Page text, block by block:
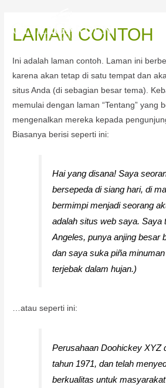
LAMAN CONTOH
Ini adalah laman contoh. Laman ini
karena akan tetap di satu tempat dan
situs Anda (di sebagian besar tema).
memulai dengan laman “Tentang” yang
mengenalkan mereka kepada
Biasanya berisi seperti ini:
Hai yang disana! Saya
bersepeda di siang hari, di
bermimpi menjadi seorang
adalah situs web saya. Saya
Angeles, punya anjing besar
dan saya suka piña
terjebak dalam hujan.)
…atau seperti ini:
Perusahaan Doohickey XYZ
tahun 1971, dan telah
berkualitas untuk